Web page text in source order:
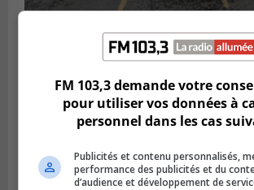
Publié le 2 août 2026 à 23h04
Rappel de quatre produits
FM 103,3 demande votre
pour utiliser vos données à
personnel dans les cas
Publicités et contenu personnalisés,
performance des publicités et du
d’audience et développement de